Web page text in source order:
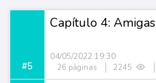
#5
Capítulo 4: Amigas
04/05/2022 19:30
26 páginas 2245